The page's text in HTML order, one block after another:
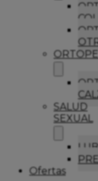
SALUD
SEXUAL
Ofertas